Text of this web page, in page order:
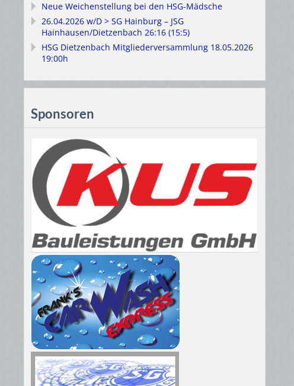
Neue Weichenstellung bei den HSG-Mädsche
26.04.2026 w/D > SG Hainburg – JSG
Hainhausen/Dietzenbach 26:16 (15:5)
HSG Dietzenbach Mitgliederversammlung 18.05.2026
19:00h
Sponsoren